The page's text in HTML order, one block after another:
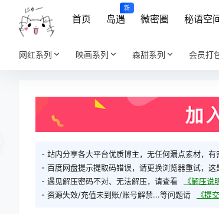
首页 岛遇
新
微密圈 秘语空
网红系列 映画系列 森甜系列 会员打
- 站内分享各大平台优质博主，无任何漏点素材，有
- 百度网盘提示提取码错误，请更换浏览器重试，这
- 遇见解压密码不对、无法解压，请查看
《解压说
- 资源失效/充值未到账/账号解禁...等问题请
《提